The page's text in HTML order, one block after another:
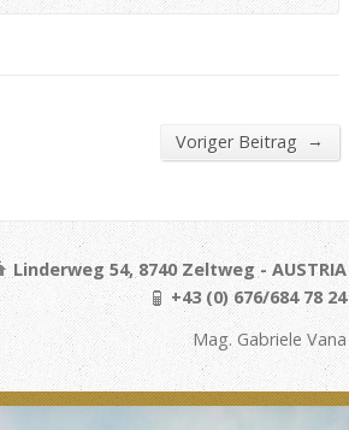
Voriger Beitrag →
Linderweg 54, 8740 Zeltweg - AUSTRIA
+43 (0) 676/684 78 24
Mag. Gabriele Vana